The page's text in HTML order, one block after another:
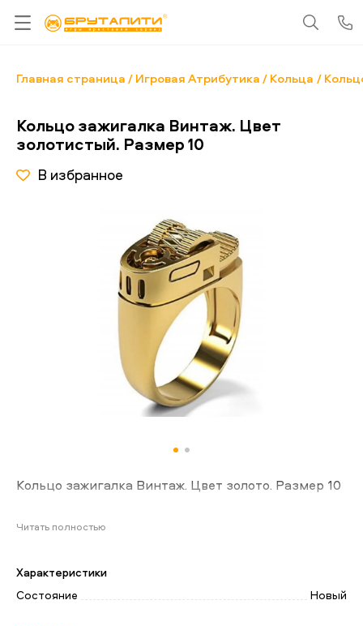
Главная страница Игровая Атрибутика Кольца
Кольцо зажигалка Винтаж. Цвет
золотистый. Размер 10
В избранное
Кольцо зажигалка Винтаж. Цвет золото. Размер 10
Читать полностью
Характеристики
Состояние
Новый